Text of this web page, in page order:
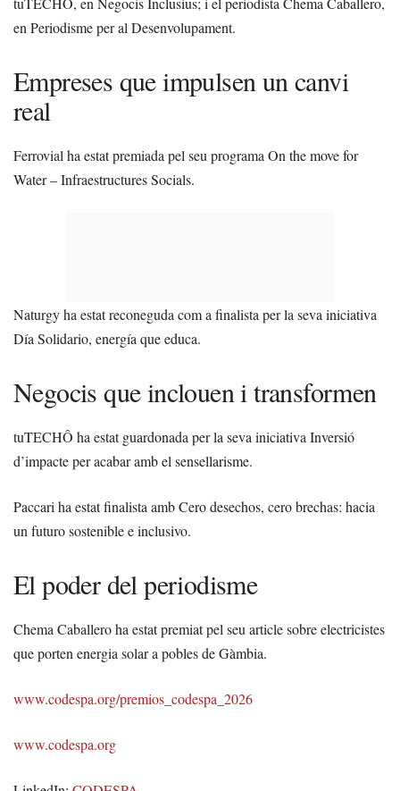
en Periodisme per al Desenvolupament.
Empreses que impulsen un canvi
real
Ferrovial ha estat premiada pel seu programa On the move for
Water – Infraestructures Socials.
Naturgy ha estat reconeguda com a finalista per la seva iniciativa
Día Solidario, energía que educa.
Negocis que inclouen i transformen
tuTECHÔ ha estat guardonada per la seva iniciativa Inversió
d’impacte per acabar amb el sensellarisme.
Paccari ha estat finalista amb Cero desechos, cero brechas: hacia
un futuro sostenible e inclusivo.
El poder del periodisme
Chema Caballero ha estat premiat pel seu article sobre electricistes
que porten energia solar a pobles de Gàmbia.
www.codespa.org/premios_codespa_2026
www.codespa.org